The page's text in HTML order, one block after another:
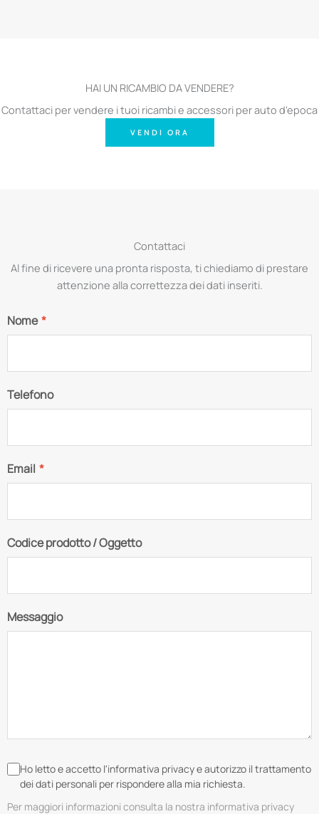
HAI UN RICAMBIO DA VENDERE?
Contattaci per vendere i tuoi ricambi e accessori per auto d'epoca
VENDI ORA
Contattaci
Al fine di ricevere una pronta risposta, ti chiediamo di prestare
attenzione alla correttezza dei dati inseriti.
Nome*
Telefono
Email *
Codice prodotto / Oggetto
Messaggio
Ho letto e accetto l'informativa privacy e autorizzo il trattamento
dei dati personali per rispondere alla mia richiesta.
Per maggiori informazioni consulta la nostra informativa privacy